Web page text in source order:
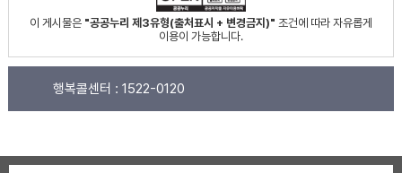
이 게시물은 "공공누리 제3유형(출처표시 + 변경금지)" 조건에 따라 자유롭게
이용이 가능합니다.
행복콜센터 : 1522-0120